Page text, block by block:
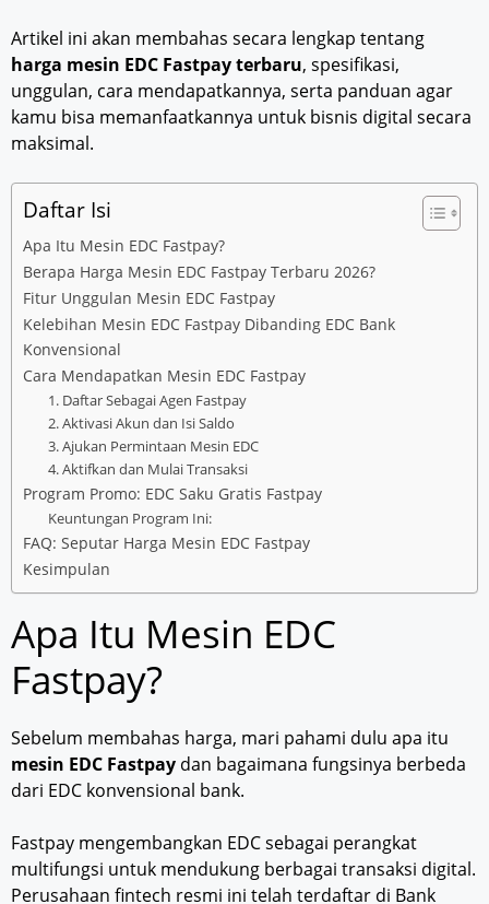
Artikel ini akan membahas secara lengkap tentang
harga mesin EDC Fastpay terbaru, spesifikasi,
unggulan, cara mendapatkannya, serta panduan agar
kamu bisa memanfaatkannya untuk bisnis digital secara
maksimal.
Daftar Isi
Apa Itu Mesin EDC Fastpay?
Berapa Harga Mesin EDC Fastpay Terbaru 2026?
Fitur Unggulan Mesin EDC Fastpay
Kelebihan Mesin EDC Fastpay Dibanding EDC Bank
Konvensional
Cara Mendapatkan Mesin EDC Fastpay
1. Daftar Sebagai Agen Fastpay
2. Aktivasi Akun dan Isi Saldo
3. Ajukan Permintaan Mesin EDC
4. Aktifkan dan Mulai Transaksi
Program Promo: EDC Saku Gratis Fastpay
Keuntungan Program Ini:
FAQ: Seputar Harga Mesin EDC Fastpay
Kesimpulan
Apa Itu Mesin EDC
Fastpay?
Sebelum membahas harga, mari pahami dulu apa itu
mesin EDC Fastpay dan bagaimana fungsinya berbeda
dari EDC konvensional bank.
Fastpay mengembangkan EDC sebagai perangkat
multifungsi untuk mendukung berbagai transaksi digital.
Perusahaan fintech resmi ini telah terdaftar di Bank